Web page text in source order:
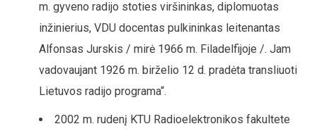
m. gyveno radijo stoties viršininkas, diplomuotas
inžinierius, VDU docentas pulkininkas leitenantas
Alfonsas Jurskis / mirė 1966 m. Filadelfijoje /. Jam
vadovaujant 1926 m. birželio 12 d. pradėta transliuoti
Lietuvos radijo programa“.
2002 m. rudenį KTU Radioelektronikos fakultete